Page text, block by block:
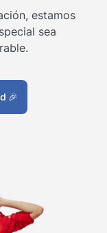
estamos
sea
🎉